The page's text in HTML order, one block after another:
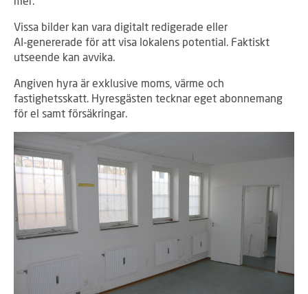
Vissa bilder kan vara digitalt redigerade eller
AI‑genererade för att visa lokalens potential. Faktiskt
utseende kan avvika.
Angiven hyra är exklusive moms, värme och
fastighetsskatt. Hyresgästen tecknar eget abonnemang
för el samt försäkringar.